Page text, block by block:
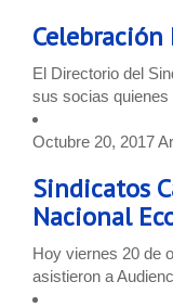
Celebración
El Directorio del
sus socias
Octubre 20, 2017
Sindicatos
Nacional
Hoy viernes 20 de
asistieron a